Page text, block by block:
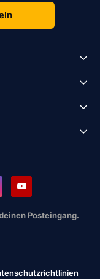
Posteingang.